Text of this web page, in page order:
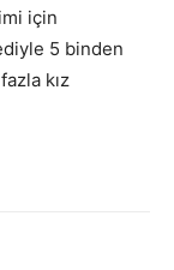
için
5 binden
kız